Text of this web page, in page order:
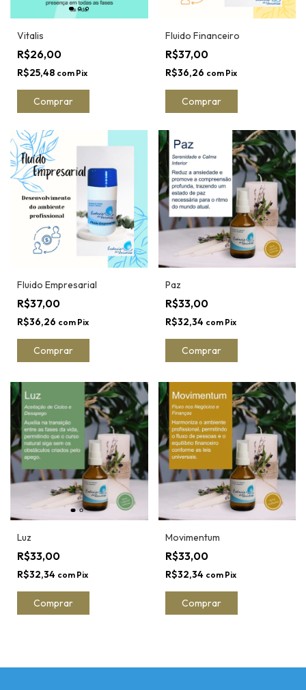
Vitalis
R$26,00
R$25,48 com Pix
Comprar
Fluido Financeiro
R$37,00
R$36,26 com Pix
Comprar
Fluido Empresarial
R$37,00
R$36,26 com Pix
Comprar
Paz
R$33,00
R$32,34 com Pix
Luz
R$33,00
R$32,34 com Pix
Movimentum
R$33,00
R$32,34 com Pix